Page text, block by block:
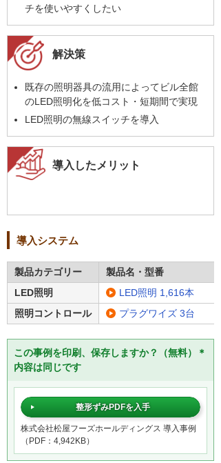
チを使いやすくしたい
解決策
既存の照明器具の流用によってビル全館
のLED照明化を低コスト・短期間で実現
LED照明の無線スイッチを導入
導入したメリット
導入システム
製品カテゴリー
製品名・型番
LED照明
LED照明 1,616本
照明コントロール
プラグワイズ 3台
この事例を印刷、保存しますか？（無料）＊
内容は同じです
整形ずみPDFを入手
株式会社松屋フーズホールディングス 導入事例
（PDF：4,942KB）